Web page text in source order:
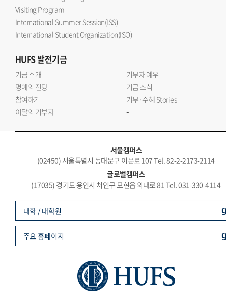
Visiting Program
International Summer Session(ISS)
International Student Organization(ISO)
HUFS발전기금
기금 소개
기부자 예우
명예의 전당
기금 소식
참여하기
기부·수혜 Stories
이달의 기부자
-
서울캠퍼스
(02450) 서울특별시 동대문구 이문로 107 Tel. 82-2-2173-2114
글로벌캠퍼스
(17035) 경기도 용인시 처인구 모현읍 외대로 81 Tel. 031-330-4114
대학 / 대학원
주요 홈페이지